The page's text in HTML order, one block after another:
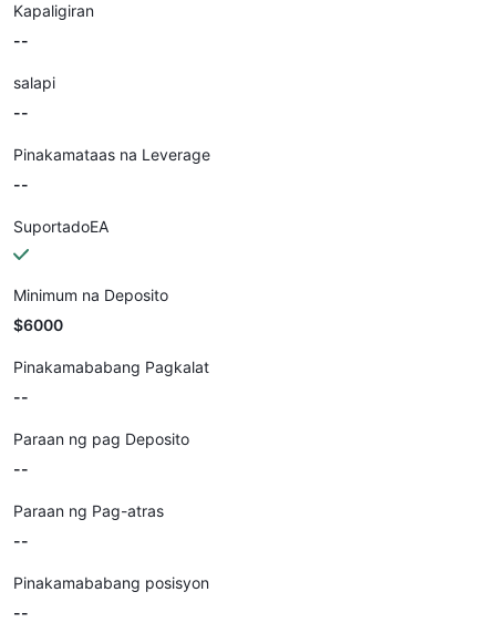
Kapaligiran
--
salapi
--
Pinakamataas na Leverage
--
SuportadoEA
Minimum na Deposito
$6000
Pinakamababang Pagkalat
--
Paraan ng pag Deposito
--
Paraan ng Pag-atras
--
Pinakamababang posisyon
--